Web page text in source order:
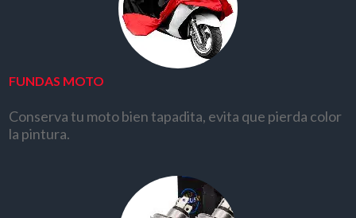
FUNDAS MOTO
Conserva tu moto bien tapadita, evita que pierda color
la pintura.